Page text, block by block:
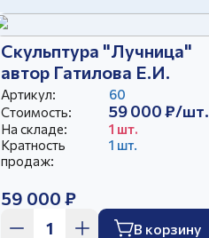
Скульптура "Лучница"
автор Гатилова Е.И.
Артикул:
60
Стоимость:
59 000 ₽/шт.
На складе:
1 шт.
Кратность
продаж:
1 шт.
59 000 ₽
В корзину